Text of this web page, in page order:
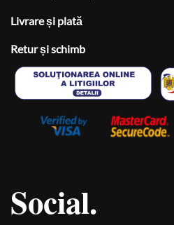
Livrare și plată
Retur și schimb
Social.